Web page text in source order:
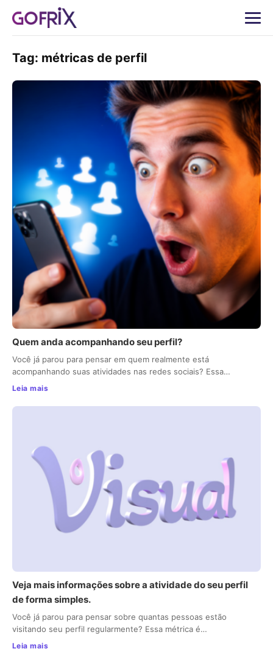
Tag: métricas de perfil
Quem anda acompanhando seu perfil?
Você já parou para pensar em quem realmente está
acompanhando suas atividades nas redes sociais? Essa…
Leia mais
Veja mais informações sobre a atividade do seu perfil
de forma simples.
Você já parou para pensar sobre quantas pessoas estão
visitando seu perfil regularmente? Essa métrica é…
Leia mais